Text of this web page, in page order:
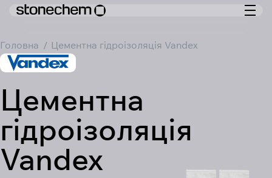
Бренди
Сфери застосування
Головна Цементна гідроізоляція Vandex
Цементна
гідроізоляція
Vandex